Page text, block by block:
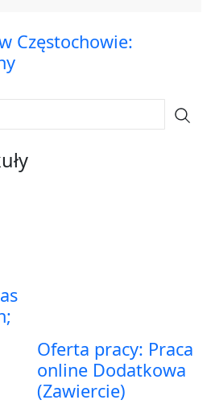
Częstochowie:
Oferta pracy: Praca
online Dodatkowa
(Zawiercie)